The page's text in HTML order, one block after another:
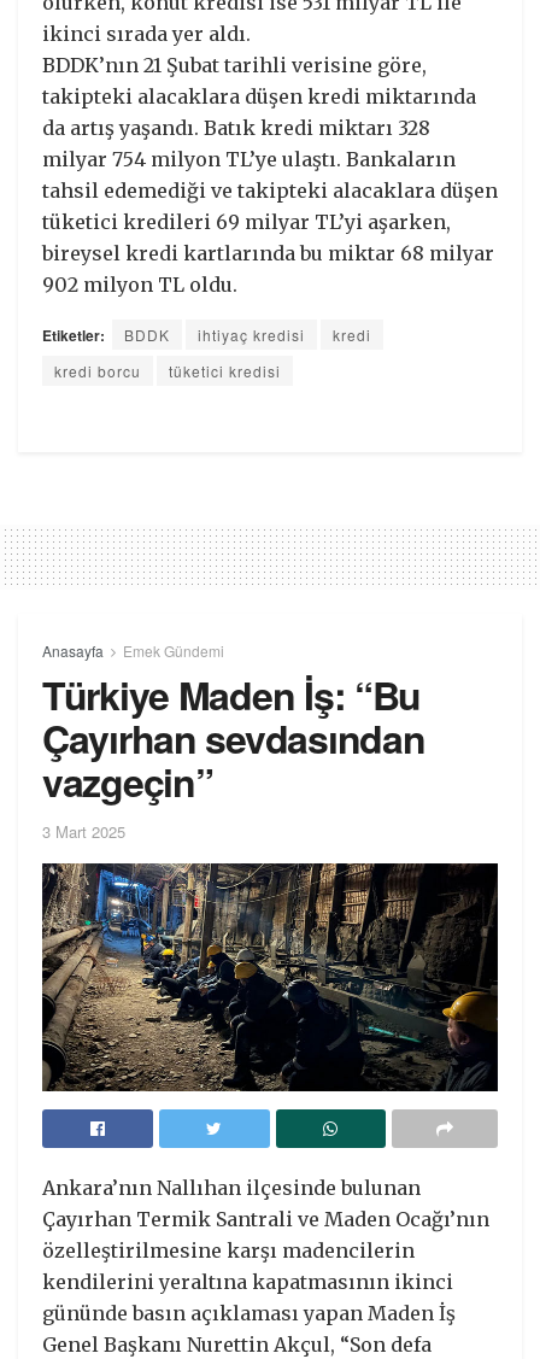
ikinci sırada yer aldı.
BDDK’nın 21 Şubat tarihli verisine göre,
takipteki alacaklara düşen kredi miktarında
da artış yaşandı. Batık kredi miktarı 328
milyar 754 milyon TL’ye ulaştı. Bankaların
tahsil edemediği ve takipteki alacaklara düşen
tüketici kredileri 69 milyar TL’yi aşarken,
bireysel kredi kartlarında bu miktar 68 milyar
902 milyon TL oldu.
Etiketler: BDDK ihtiyaç kredisi
kredi
kredi borcu
tüketici kredisi
Anasayfa Emek Gündemi
Türkiye Maden İş: “Bu
Çayırhan sevdasından
vazgeçin”
3 Mart 2025
Ankara’nın Nallıhan ilçesinde bulunan
Çayırhan Termik Santrali ve Maden Ocağı’nın
özelleştirilmesine karşı madencilerin
kendilerini yeraltına kapatmasının ikinci
gününde basın açıklaması yapan Maden İş
Genel Başkanı Nurettin Akçul, “Son defa